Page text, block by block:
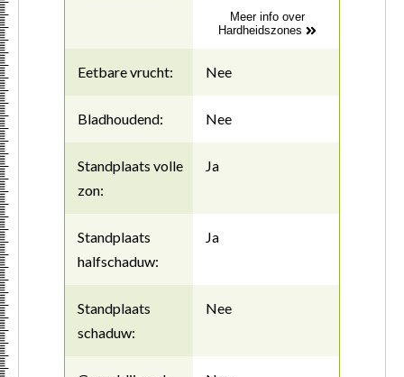
Meer info over
Hardheidszones
Eetbare vrucht: Nee
Bladhoudend: Nee
Standplaats volle
zon:
Ja
Standplaats
halfschaduw:
Ja
Standplaats
schaduw:
Nee